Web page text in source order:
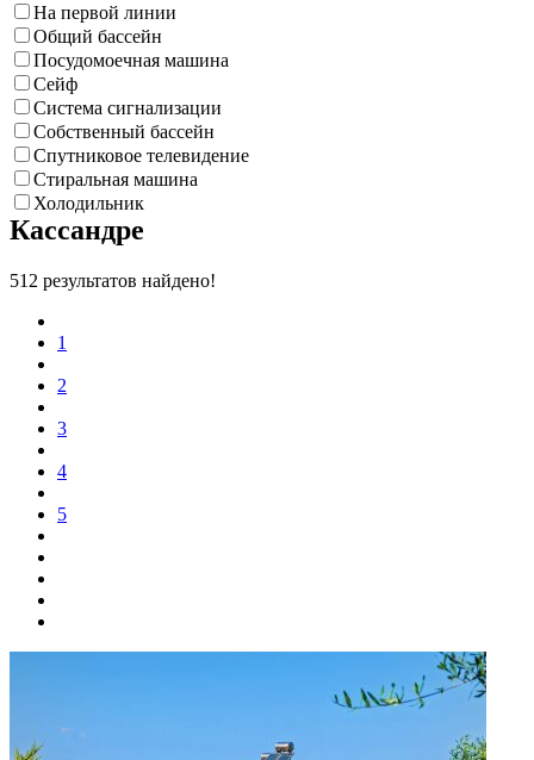
На первой линии
Общий бассейн
Посудомоечная машина
Сейф
Система сигнализации
Собственный бассейн
Спутниковое телевидение
Стиральная машина
Холодильник
Кассандре
512 результатов найдено!
1
2
3
4
5